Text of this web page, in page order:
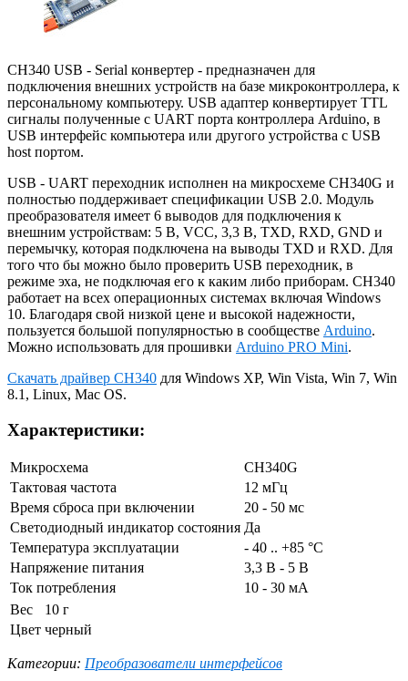
CH340 USB - Serial конвертер - предназначен для
подключения внешних устройств на базе микроконтроллера, к
персональному компьютеру. USB адаптер конвертирует TTL
сигналы полученные с UART порта контроллера Arduino, в
USB интерфейс компьютера или другого устройства с USB
host портом.
USB - UART переходник исполнен на микросхеме CH340G и
полностью поддерживает спецификации USB 2.0. Модуль
преобразователя имеет 6 выводов для подключения к
внешним устройствам: 5 В, VCC, 3,3 В, TXD, RXD, GND и
перемычку, которая подключена на выводы TXD и RXD. Для
того что бы можно было проверить USB переходник, в
режиме эха, не подключая его к каким либо приборам. CH340
работает на всех операционных системах включая Windows
10. Благодаря свой низкой цене и высокой надежности,
пользуется большой популярностью в сообществе Arduino.
Можно использовать для прошивки Arduino PRO Mini.
Скачать драйвер CH340 для Windows XP, Win Vista, Win 7, Win
8.1, Linux, Mac OS.
Характеристики:
Микросхема
CH340G
Тактовая частота
12 мГц
Время сброса при включении
20 - 50 мс
Светодиодный индикатор состояния Да
Температура эксплуатации
- 40 .. +85 °C
Напряжение питания
3,3 В - 5 В
Ток потребления
10 - 30 мА
Вес
10 г
Цвет черный
Категории: Преобразователи интерфейсов